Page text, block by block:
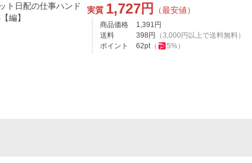
ト日配の仕事ハンド
編】
実質 1,727円 （最安値）
商品価格 1,391 円
送料
398 円 （3,000 円以上で送料無料）
ポイント
62pt（ 5%）